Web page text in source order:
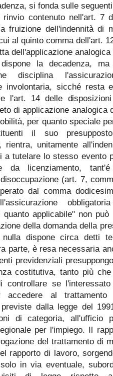
si fonda sulle
poi, avente per oggetto l'erogazione del trattamento di mobilità, è distinto e successivo all'estinzione del rapporto di lavoro, sorgendo non in via automatica in tale momento, ma solo in via eventuale, subordinatamente alla ricorrenza dei prescritti requisiti di legge rispetto al singolo interessato, così confermandosi la necessità della presentazione della domanda, al fine di consentire all'INPS di prendere in considerazione la sua posizione ed avviare il procedimento diretto al riconoscimento della prestazione. Inoltre, l'applicazione dei termini perentori non può essere esclusa dalla previsione, da parte dell'art. 9 della legge n. 223 del 1991, di specifiche ipotesi di cancellazione dalle liste di mobilità e di decadenza dalla relativa indennità, posto che tale norma nulla dispone circa i tempi e i modi di presentazione della domanda, mentre la norma relativa si rinviene, per effetto del rinvio operato dall'art. 7 cit., nella disciplina sull'assicurazione contro la disoccupazione. Infine, e ad ulteriore conferma dell'operatività del termine di decadenza, l'art. 20 ter legge n. 135 del 1997 ha introdotto una "sanatoria" per le domande presentate anteriormente al 31 marzo 1992 per le quali si era già avverata la decadenza del relativo diritto all'indennità, presupponendo evidentemente l'operatività della decadenza di cui all'art. 129 legge del 1936. L'opposto orientamento (Cass. 27 marzo 2000 n. 3670), che esclude la necessità della domanda e l'applicazione del relativo termine di decadenza, si fonda invece sulle seguenti considerazioni. Il carattere eccezionale del termine di decadenza, in rapporto ai principi generali previsti dall'ordinamento per l'esercizio di un diritto, rende inammissibile l'applicazione analogica di norme che prevedano per determinate fattispecie termini decadenziali. Non vale, d'altra parte, qualificare applicazione diretta quella della norma cui è fatto rinvio dal più volte richiamato art. 7, posto che a base dell'applicazione diretta deve pur esserci una valutazione di analogia fra le ipotesi a confronto che ne permetta l'applicabilità. Inoltre, l'art. 7 legge n. 223 del 1991 non prevede alcun termine per la presentazione della domanda diretta al conseguimento della prestazione, ed anzi addirittura non prevede neanche che sia presentata alcuna domanda. Infine, il generico richiamo alle disposizioni sull'assicurazione obbligatoria contro la disoccupazione involontaria non vale a giustificare una vera e propria estensione di quella disciplina, in base ad un processo interpretativo del tutto antitetico rispetto all'esigenza di chiarezza che l'applicazione dell'istituto della decadenza comporta, sicché, se termine di decadenza sussiste, questo deve scaturire direttamente ed inequivocabilmente dalla stessa normativa che riconosce il diritto. D'altra parte, il riferimento all'art. 20 ter legge n. 135 del 1997 non è decisivo, atteso che tale disposizione non indica quale sia il termine di decadenza, né da quale norma esso sia desumibile. Gli stessi opposti dubbi interpretativi, quanto alla portata ed ai limiti del rinvio operato dal legislatore alla disciplina dell'assicurazione contro la disoccupazione, sono stati espressi anche dalla dottrina con analoghe argomentazioni. Ora, da quanto sinora rilevato può affermarsi per certo che: 1^) l'indennità di mobilità, introdotta dall'art. 7 della legge n. 223 del 1991, tiene luogo di ogni altra prestazione di disoccupazione, pur nell'ambito degli strumenti legislativi diretti alla tutela del medesimo evento costituito dallo stato di disoccupazione; 2^) nella norma istitutiva di detta indennità non sono contenute testuali statuizioni sulle modalità per ottenerne la